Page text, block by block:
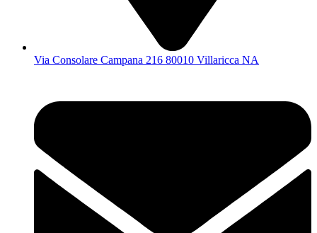
Via Consolare Campana 216 80010 Villaricca NA